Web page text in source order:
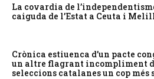
La covardia de
caiguda de l’Estat a Ceuta i
Crònica estiuenca d’un pacte
un altre flagrant incompliment
seleccions catalanes un cop més